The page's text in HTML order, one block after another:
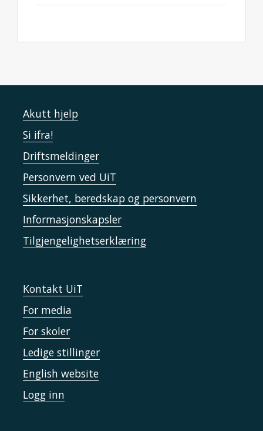
Akutt hjelp
Si ifra!
Driftsmeldinger
Personvern ved UiT
Sikkerhet, beredskap og personvern
Informasjonskapsler
Tilgjengelighetserklæring
Kontakt UiT
For media
For skoler
Ledige stillinger
English website
Logg inn